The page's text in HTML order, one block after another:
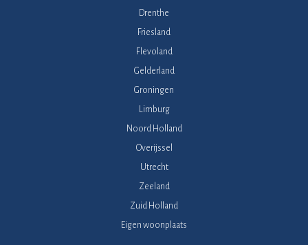
Drenthe
Friesland
Flevoland
Gelderland
Groningen
Limburg
Noord Holland
Overijssel
Utrecht
Zeeland
Zuid Holland
Eigen woonplaats